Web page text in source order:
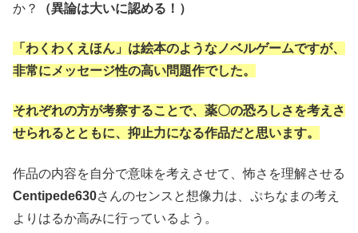
か？
（異論は大いに認める！）
「わくわくえほん」は絵本のようなノベルゲームですが、
非常にメッセージ性の高い問題作でした。
それぞれの方が考察することで、薬〇の恐ろしさを考えさ
せられるとともに、抑止力になる作品だと思います。
作品の内容を自分で意味を考えさせて、怖さを理解させる
Centipede630さんのセンスと想像力は、ぷちなまの考え
よりはるか高みに行っているよう。